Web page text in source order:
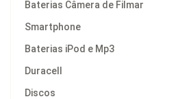
Baterias Câmera de Filmar
Smartphone
Baterias iPod e Mp3
Duracell
Discos